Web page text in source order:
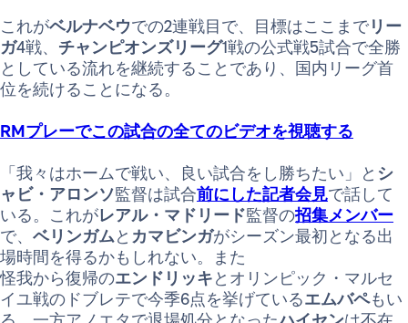
これがベルナベウでの2連戦目で、目標はここまでリー
ガ4戦、 チャンピオンズリーグ1戦の公式戦5試合で全勝
としている流れを継続することであり、国内リーグ首
位を続けることになる。
RMプレーでこの試合の全てのビデオを視聴する
「我々はホームで戦い、良い試合をし勝ちたい」と シ
ャビ・アロンソ監督は試合前にした記者会見で話して
いる。これがレアル・マドリード監督の招集メンバー
で、 ベリンガムと カマビンガがシーズン最初となる出
場時間を得るかもしれない。また
怪我から復帰のエンドリッキとオリンピック・マルセ
イユ戦のドブレテで今季6点を挙げているエムバペもい